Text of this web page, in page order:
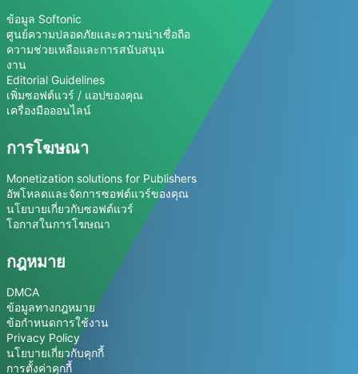
ข้อมูล Softonic
ศูนย์ความปลอดภัยและความน่าเชื่อถือ
ความช่วยเหลือและการสนับสนุน
งาน
Editorial Guidelines
เพิ่มซอฟต์แวร์ / แอปของคุณ
เครื่องมือออนไลน์
การโฆษณา
Monetization solutions for Publishers
อัพโหลดและจัดการซอฟต์แวร์ของคุณ
นโยบายเกี่ยวกับซอฟต์แวร์
โอกาสในการโฆษณา
กฎหมาย
DMCA
ข้อมูลทางกฎหมาย
ข้อกำหนดการใช้งาน
Privacy Policy
นโยบายเกี่ยวกับคุกกี้
การตั้งค่าคุกกี้